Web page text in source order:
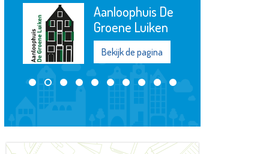
Samenwerking
Bekijk de pagina